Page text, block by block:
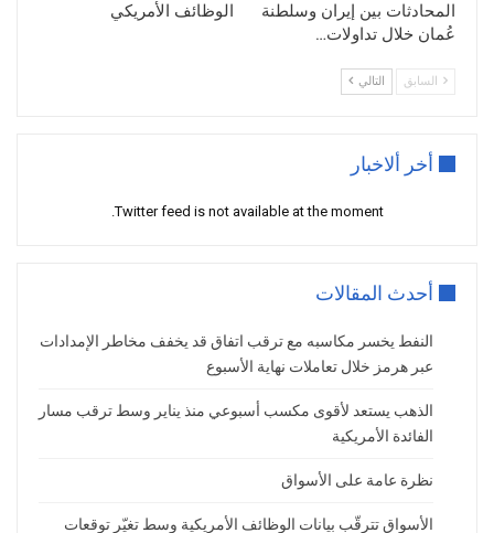
كما ساهم تراجع أسعار النفط في تخفيف
مخاوف التضخم، ما عزز احتمالات اتجاه
الاحتياطي الفيدرالي نحو خفض أسعار الفائدة
أظهرت تسعيرات الأسواق تراجع احتمالات رفع
أسعار الفائدة الأمريكية هذا العام إلى نحو
النقدية.
التوترات الجيوسياسية لا تزال حاضرة
رغم استمرار الاشتباكات بين القوات الأمريكية
والإيرانية ووقوع هجمات جديدة في الإمارات،
أكد الرئيس الأمريكي دونالد ترامب أن وقف
التفاؤل النسبي في الأسواق.
المحادثات بين إيران وسلطنة
عُمان خلال تداولات…
الوظائف الأمريكي
السابق التالي
أخر ألاخبار
Twitter feed is not available at the moment.
أحدث المقالات
النفط يخسر مكاسبه مع ترقب اتفاق قد يخفف مخاطر الإمدادات
عبر هرمز خلال تعاملات نهاية الأسبوع
الذهب يستعد لأقوى مكسب أسبوعي منذ يناير وسط ترقب مسار
الفائدة الأمريكية
نظرة عامة على الأسواق
الأسواق تترقّب بيانات الوظائف الأمريكية وسط تغيّر توقعات